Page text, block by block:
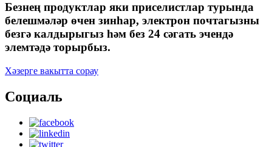
Безнең продуктлар яки приселистлар турында
белешмәләр өчен зинһар, электрон почтагызны
безгә калдырыгыз һәм без 24 сәгать эчендә
элемтәдә торырбыз.
Хәзерге вакытта сорау
Социаль